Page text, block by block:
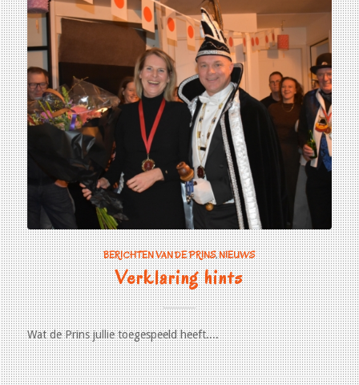
BERICHTEN VAN DE PRINS,NIEUWS
Verklaring hints
Wat de Prins jullie toegespeeld heeft....